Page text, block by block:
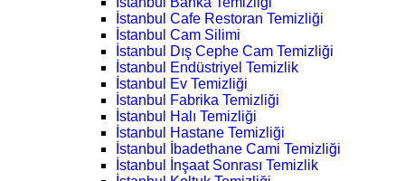
İstanbul Cafe Restoran Temizliği
İstanbul Cam Silimi
İstanbul Dış Cephe Cam Temizliği
İstanbul Endüstriyel Temizlik
İstanbul Ev Temizliği
İstanbul Fabrika Temizliği
İstanbul Halı Temizliği
İstanbul Hastane Temizliği
İstanbul İbadethane Cami Temizliği
İstanbul İnşaat Sonrası Temizlik